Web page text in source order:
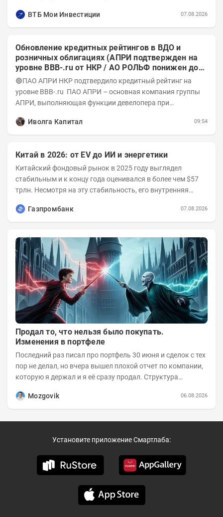
ВТБ Мои Инвестиции
07.08.2026
Обновление кредитных рейтингов в ВДО и
розничных облигациях (АПРИ подтвержден на
уровне BBB-.ru от НКР / АО РОЛЬФ понижен до
А-(RU) / Элит Строй присвоен на уровне BBB.ru)
🟢ПАО АПРИ НКР подтвердило кредитный рейтинг на
уровне BBB-.ru ПАО АПРИ – основная компания группы
АПРИ, выполняющая функции девелопера при
Иволга Капитал
09:54
Китай в 2026: от EV до ИИ и энергетики
Китайский фондовый рынок в 2025 году выглядел
стабильным и к концу года оценивался в более чем $57
трлн. Несмотря на эту стабильность, его внутренняя
Газпромбанк
07.08.2026
Продал то, что нельзя было покупать.
Изменения в портфеле
Последний раз писал про портфель 30 июня и сделок с тех
пор не делал, но вчера вышел плохой отчет по компании,
которую я держал и я её сразу продал. Структура
Mozgovik
06.08.2026
Установите приложение Смартлаба: